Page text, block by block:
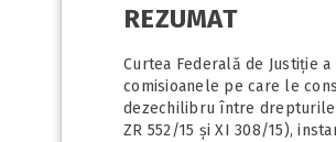
REZUMAT
Curtea Federală de Justiție
comisioanele pe care le
dezechilibru între drepturile
ZR 552/15 și XI 308/15),